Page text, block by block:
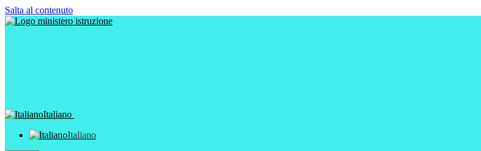
Salta al contenuto
Italiano
Italiano